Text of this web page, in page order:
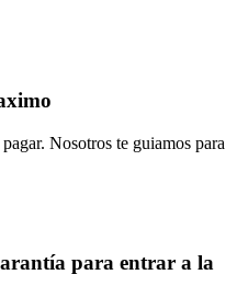
Nosotros te guiamos para
para entrar a la